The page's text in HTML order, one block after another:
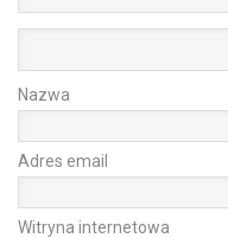
Nazwa
Adres email
Witryna internetowa